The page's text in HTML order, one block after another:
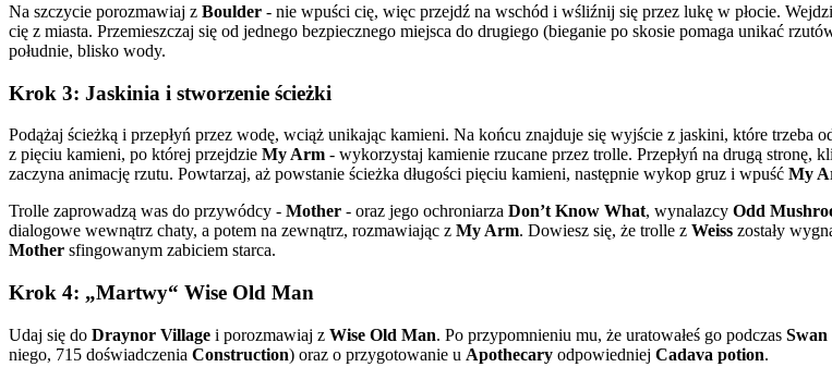
Na szczycie porozmawiaj z Boulder - nie wpuści cię, więc przejdź na wschód i wśliźnij się przez lukę w płocie.
cię z miasta. Przemieszczaj się od jednego bezpiecznego miejsca do drugiego (bieganie po skosie pomaga unikać
południe, blisko wody.
Krok 3: Jaskinia i stworzenie ścieżki
Podążaj ścieżką i przepłyń przez wodę, wciąż unikając kamieni. Na końcu znajduje się wyjście z jaskini, które trzeba
z pięciu kamieni, po której przejdzie My Arm - wykorzystaj kamienie rzucane przez trolle. Przepłyń na drugą
zaczyna animację rzutu. Powtarzaj, aż powstanie ścieżka długości pięciu kamieni, następnie wykop gruz i wpuść My
Trolle zaprowadzą was do przywódcy - Mother - oraz jego ochroniarza Don’t Know What, wynalazcy Odd
dialogowe wewnątrz chaty, a potem na zewnątrz, rozmawiając z My Arm. Dowiesz się, że trolle z Weiss zostały
Mother sfingowanym zabiciem starca.
Krok 4: „Martwy“ Wise Old Man
Udaj się do Draynor Village i porozmawiaj z Wise Old Man. Po przypomnieniu mu, że uratowałeś go podczas Swan
niego, 715 doświadczenia Construction) oraz o przygotowanie u Apothecary odpowiedniej Cadava potion.